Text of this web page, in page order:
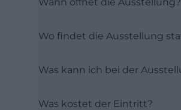
Wo findet die Ausstellung
Was kann ich bei der
Was kostet der Eintritt?